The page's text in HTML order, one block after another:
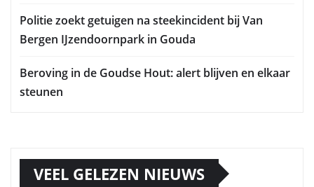
Politie zoekt getuigen na steekincident bij Van
Bergen IJzendoornpark in Gouda
Beroving in de Goudse Hout: alert blijven en elkaar
steunen
VEEL GELEZEN NIEUWS